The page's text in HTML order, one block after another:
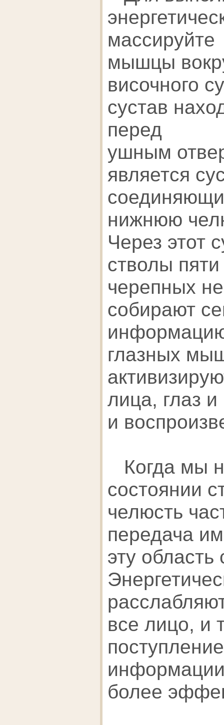
массируйте
мышцы
височного
сустав
перед
ушным
является
нижнюю
Через этот
стволы
черепных
собирают
глазных
лица, глаз
и
Когда мы
состоянии
челюсть
передача
эту область
все лицо, и
более